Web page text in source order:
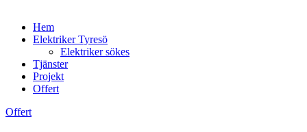
Hem
Elektriker Tyresö
Elektriker sökes
Tjänster
Projekt
Offert
Offert